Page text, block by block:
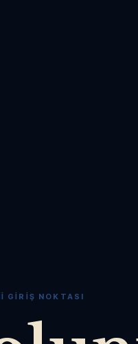
GIRIŞ NOKTASI